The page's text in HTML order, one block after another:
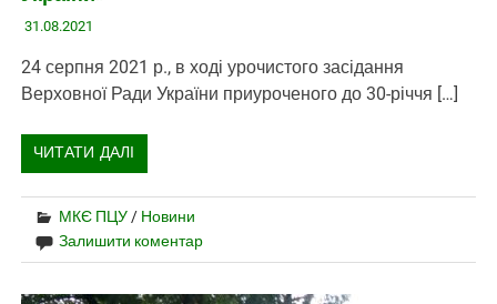
31.08.2021
24 серпня 2021 р., в ході урочистого засідання
Верховної Ради України приуроченого до 30-річчя […]
ЧИТАТИ ДАЛІ
МКЄ ПЦУ / Новини
Залишити коментар